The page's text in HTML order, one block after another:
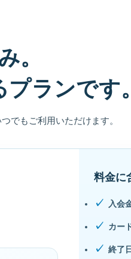
。
ランです。
でもご利用いただけます。
料金に
入会
カー
終了